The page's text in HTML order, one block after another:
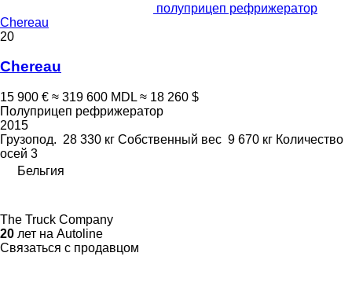
полуприцеп рефрижератор
Chereau
20
Chereau
15 900 € ≈ 319 600 MDL ≈ 18 260 $
Полуприцеп рефрижератор
2015
Грузопод. 28 330 кг Собственный вес 9 670 кг Количество
осей 3
Бельгия
The Truck Company
20 лет на Autoline
Связаться с продавцом